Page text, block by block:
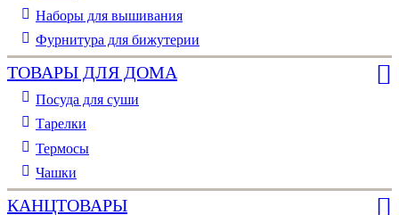
Наборы для вышивания
Фурнитура для бижутерии
ТОВАРЫ ДЛЯ ДОМА
Посуда для суши
Тарелки
Термосы
Чашки
КАНЦТОВАРЫ